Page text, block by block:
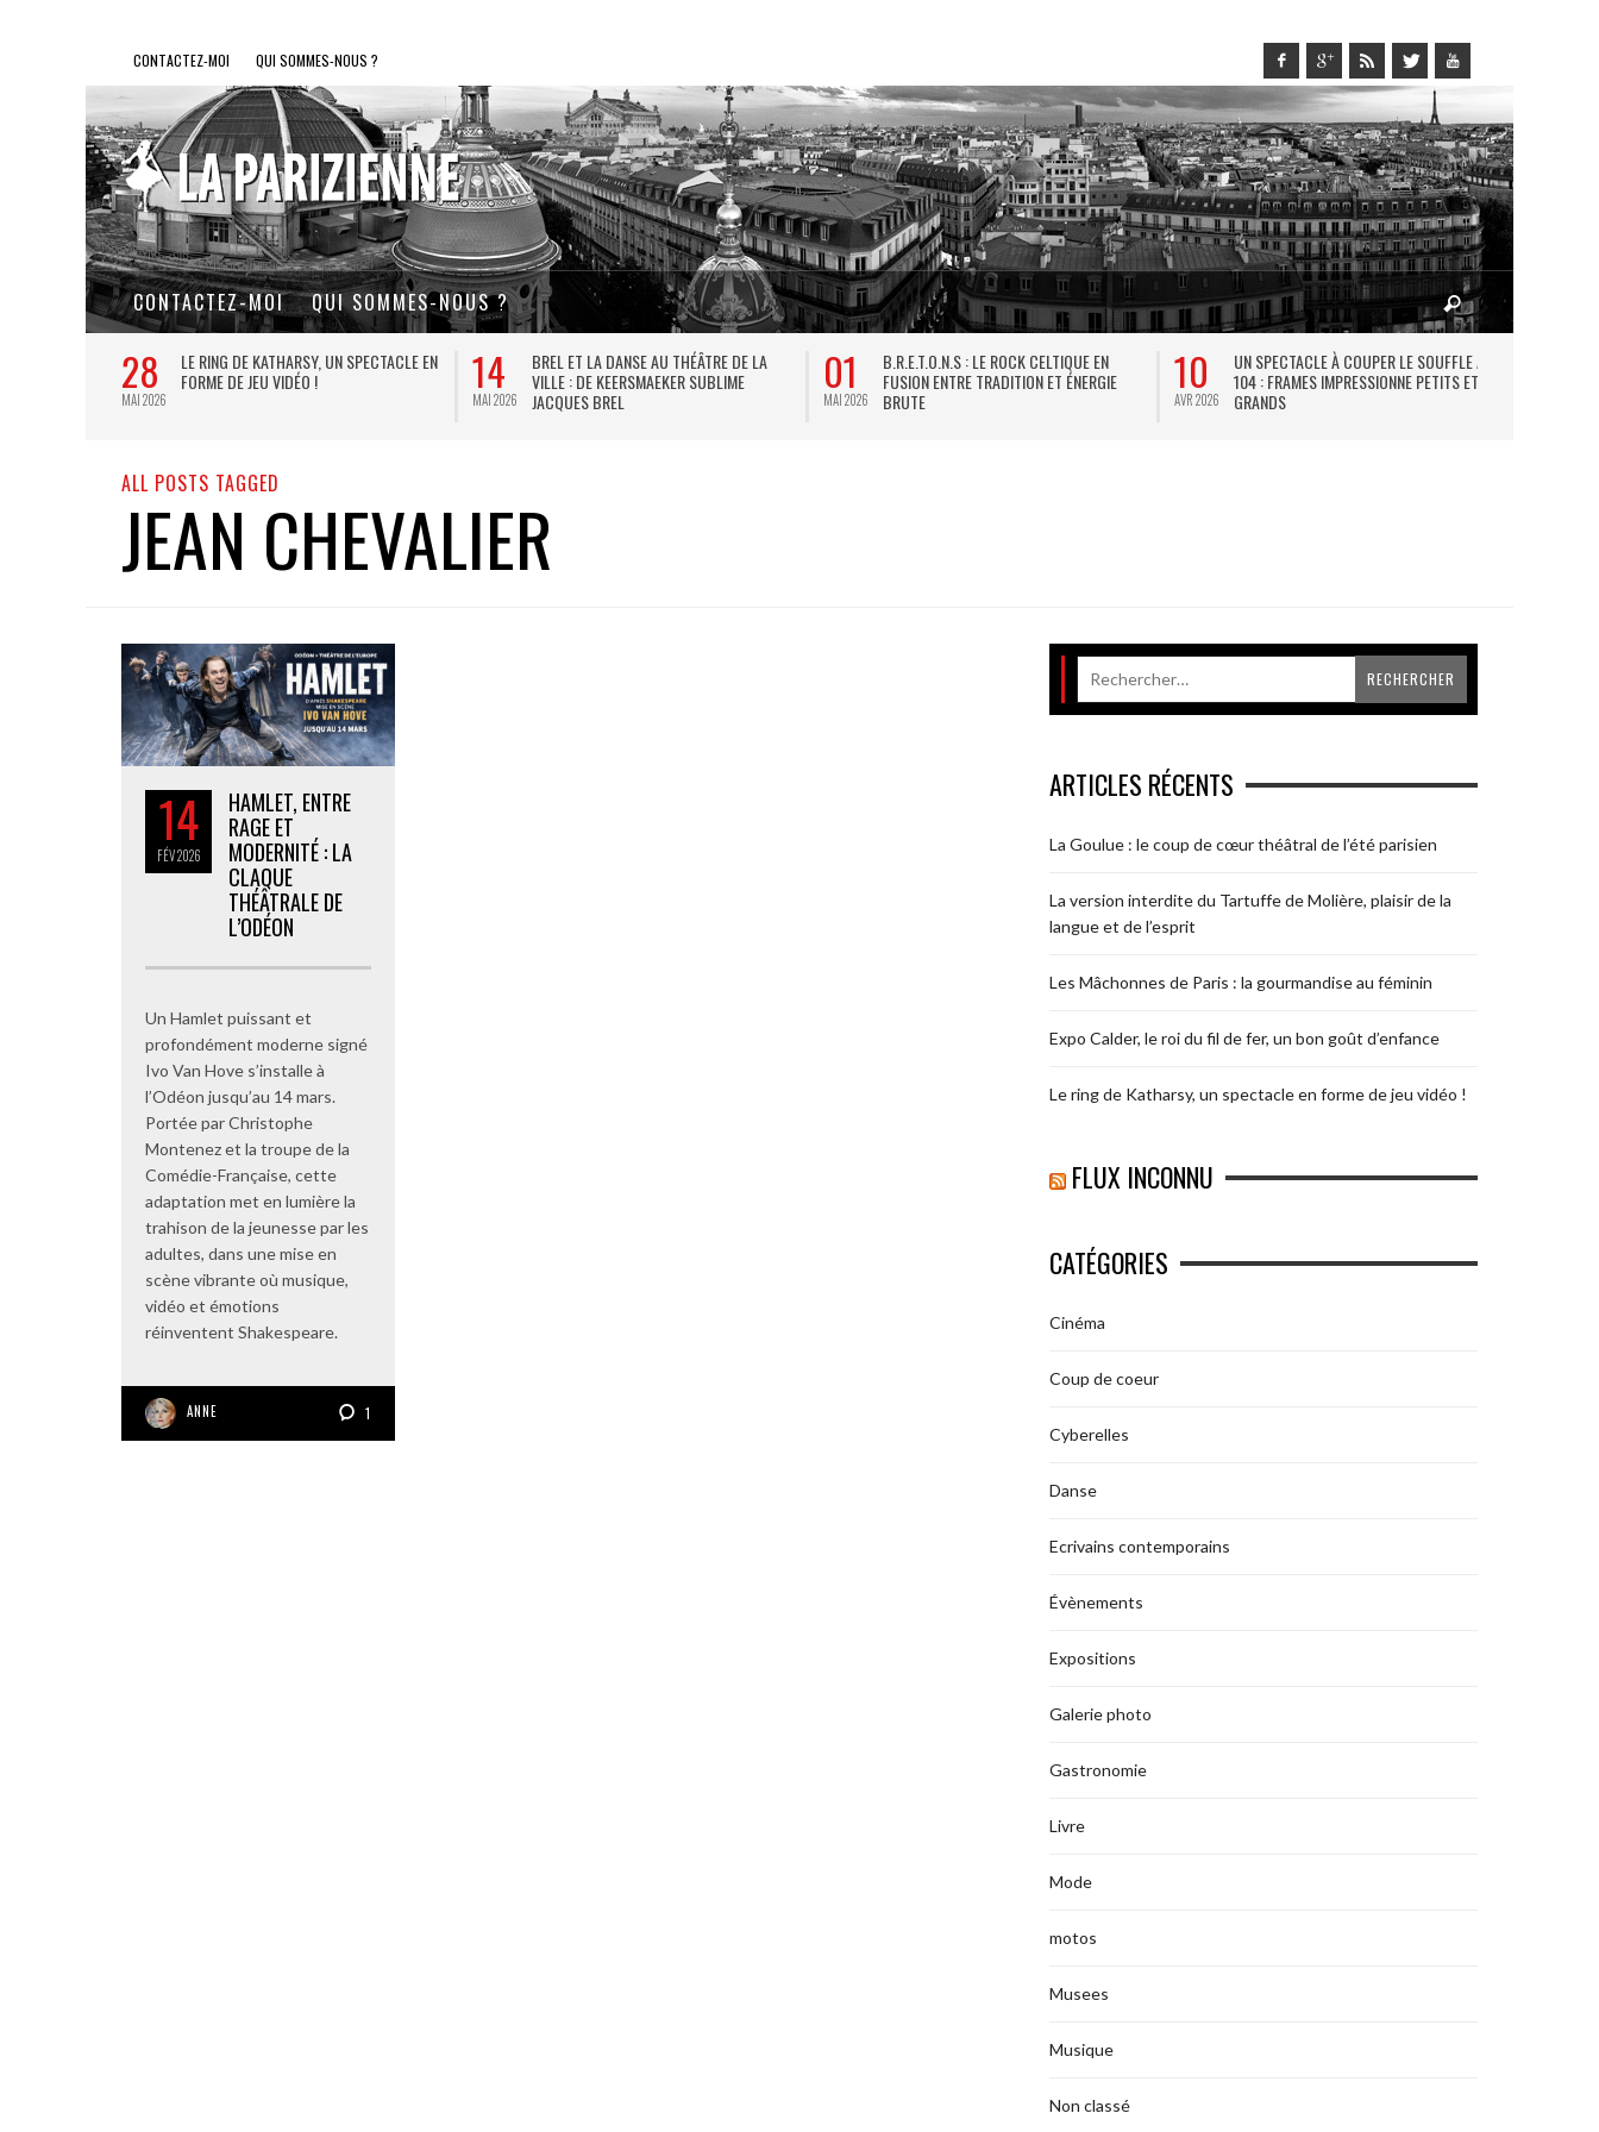
CONTACTEZ-MOI QUI SOMMES-NOUS ?
CONTACTEZ-MOI QUI SOMMES-NOUS ?
28
MAI 2026
LE RING DE KATHARSY, UN SPECTACLE EN
FORME DE JEU VIDÉO !
14
MAI 2026
BREL ET LA DANSE AU THÉÂTRE DE LA
VILLE : DE KEERSMAEKER SUBLIME
JACQUES BREL
01
MAI 2026
B.R.E.T.O.N.S : LE ROCK CELTIQUE EN
FUSION ENTRE TRADITION ET ÉNERGIE
BRUTE
10
AVR 2026
UN SPECTACLE À COUPER LE SOUFFLE AU
104 : FRAMES IMPRESSIONNE PETITS ET
GRANDS
ALL POSTS TAGGED
JEAN CHEVALIER
14
FÉV2026
HAMLET, ENTRE
RAGE ET
MODERNITÉ : LA
CLAQUE
THÉÂTRALE DE
L’ODÉON
Un Hamlet puissant et
profondément moderne signé
Ivo Van Hove s’installe à
l’Odéon jusqu’au 14 mars.
Portée par Christophe
Montenez et la troupe de la
Comédie-Française, cette
adaptation met en lumière la
trahison de la jeunesse par les
adultes, dans une mise en
scène vibrante où musique,
vidéo et émotions
réinventent Shakespeare.
ANNE 1
ARTICLES RÉCENTS
La Goulue : le coup de cœur théâtral de l’été parisien
La version interdite du Tartuffe de Molière, plaisir de la
langue et de l’esprit
Les Mâchonnes de Paris : la gourmandise au féminin
Expo Calder, le roi du fil de fer, un bon goût d’enfance
Le ring de Katharsy, un spectacle en forme de jeu vidéo !
FLUX INCONNU
CATÉGORIES
Cinéma
Coup de coeur
Cyberelles
Danse
Ecrivains contemporains
Évènements
Expositions
Galerie photo
Gastronomie
Livre
Mode
motos
Musees
Musique
Non classé